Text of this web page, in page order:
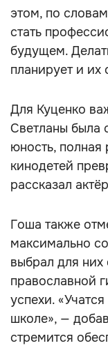
этом, по
стать
будущем.
планирует и их
Для Куценко
Светланы была
юность, полная
кинодетей
рассказал
Гоша также
максимально
выбрал для них
православной
успехи.
школе», —
стремится